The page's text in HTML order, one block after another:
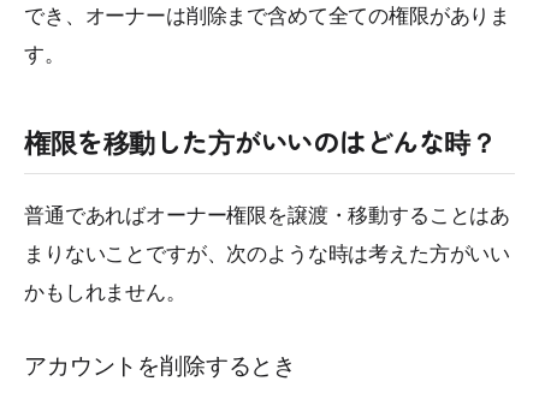
でき、オーナーは削除まで含めて全ての権限がありま
す。
権限を移動した方がいいのはどんな時？
普通であればオーナー権限を譲渡・移動することはあ
まりないことですが、次のような時は考えた方がいい
かもしれません。
アカウントを削除するとき